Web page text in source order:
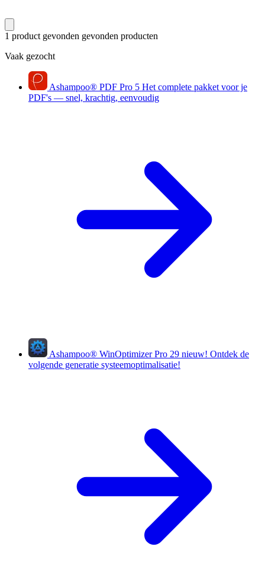
1 product gevonden gevonden producten
Vaak gezocht
Ashampoo® PDF Pro 5 Het complete pakket voor je
PDF's — snel, krachtig, eenvoudig
Ashampoo® WinOptimizer Pro 29 nieuw! Ontdek de
volgende generatie systeemoptimalisatie!